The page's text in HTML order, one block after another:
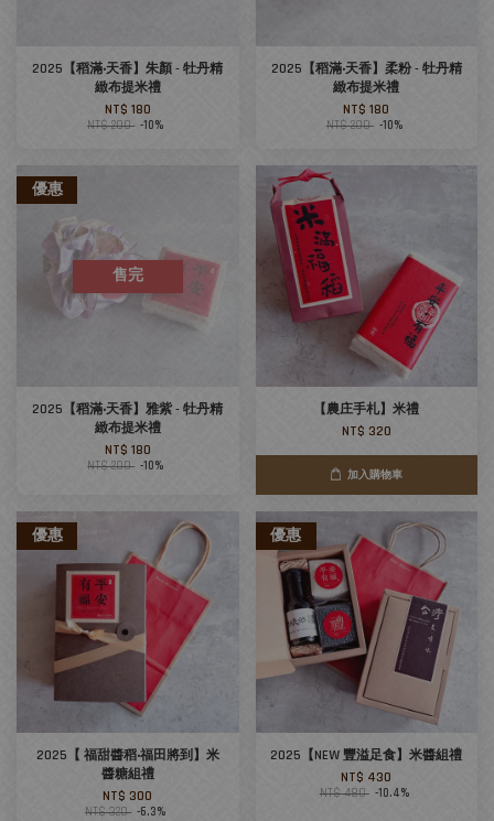
2025【稻滿‧天香】朱顏 - 牡丹精
緻布提米禮
NT$ 180
NT$ 200 -10%
2025【稻滿‧天香】柔粉 - 牡丹精
緻布提米禮
NT$ 180
NT$ 200 -10%
優惠
售完
2025【稻滿‧天香】雅紫 - 牡丹精
緻布提米禮
NT$ 180
NT$ 200 -10%
【農庄手札】米禮
NT$ 320
加入購物車
優惠
2025【 福甜醬稻‧福田將到】米
醬糖組禮
NT$ 300
NT$ 320 -6.3%
優惠
2025【NEW 豐溢足食】米醬組禮
NT$ 430
NT$ 480 -10.4%